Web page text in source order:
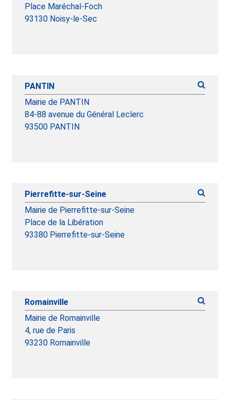
Place Maréchal-Foch
93130 Noisy-le-Sec
PANTIN
Mairie de PANTIN
84-88 avenue du Général Leclerc
93500 PANTIN
Pierrefitte-sur-Seine
Mairie de Pierrefitte-sur-Seine
Place de la Libération
93380 Pierrefitte-sur-Seine
Romainville
Mairie de Romainville
4, rue de Paris
93230 Romainville